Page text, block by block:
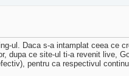
ul. Daca s-a intamplat ceea ce
dupa ce site-ul ti-a revenit live,
pentru ca respectivul